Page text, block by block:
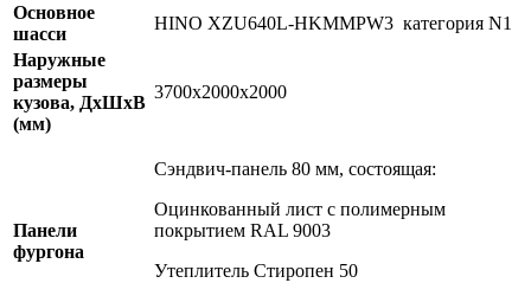
Основное
шасси
HINO XZU640L-HKMMPW3 категория N1
Наружные
размеры
кузова, ДхШхВ
(мм)
3700х2000х2000
Панели
фургона
Сэндвич-панель 80 мм, состоящая:
Оцинкованный лист с полимерным
покрытием RAL 9003
Утеплитель Стиропен 50